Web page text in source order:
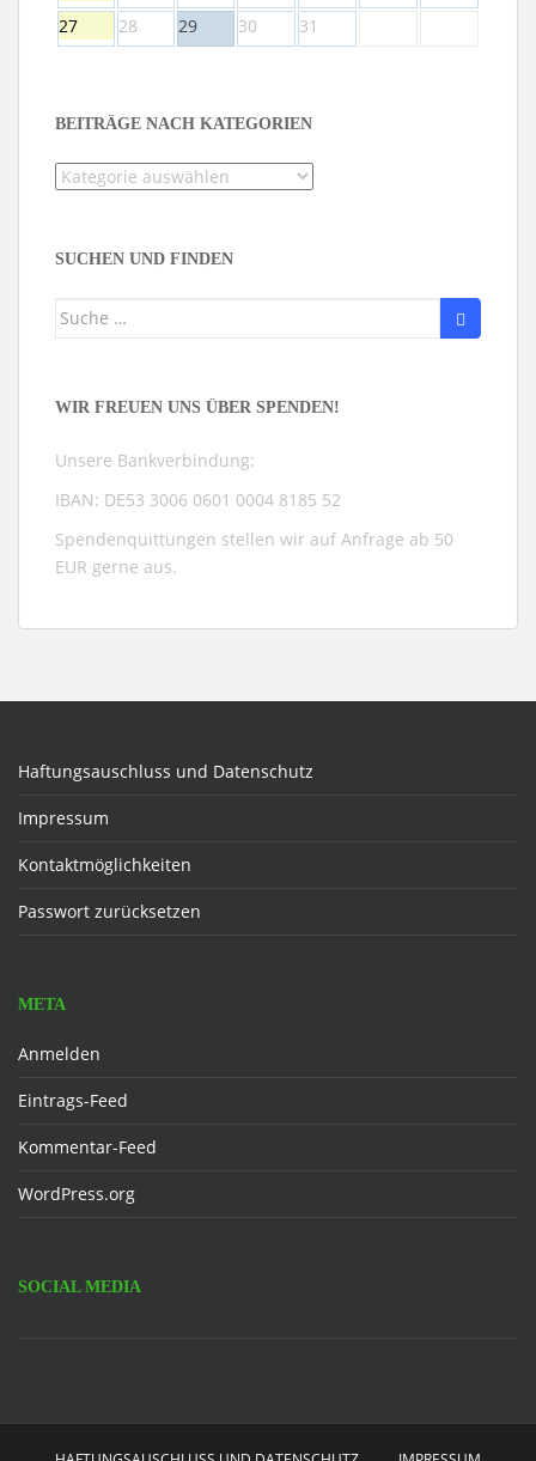
27
28 29 30 31
BEITRÄGE NACH KATEGORIEN
Beiträge
SUCHEN UND FINDEN
Suche
WIR FREUEN UNS ÜBER SPENDEN!
Unsere Bankverbindung:
IBAN: DE53 3006 0601 0004 8185 52
Spendenquittungen stellen wir auf Anfrage ab 50
EUR gerne aus.
Haftungsauschluss und Datenschutz
Impressum
Kontaktmöglichkeiten
Passwort zurücksetzen
META
Anmelden
Eintrags-Feed
Kommentar-Feed
WordPress.org
SOCIAL MEDIA